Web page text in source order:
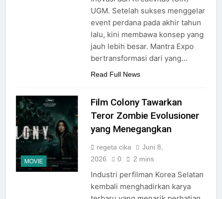
UGM. Setelah sukses menggelar
event perdana pada akhir tahun
lalu, kini membawa konsep yang
jauh lebih besar. Mantra Expo
bertransformasi dari yang…
Read Full News
MOVIE
Film Colony Tawarkan
Teror Zombie Evolusioner
yang Menegangkan
regeta cika
Juni 8,
2026
0 2 mins
Industri perfilman Korea Selatan
kembali menghadirkan karya